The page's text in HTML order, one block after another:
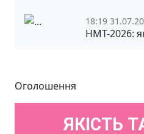
18:19
НМТ-2026:
Оголошення
ЯКІСТЬ